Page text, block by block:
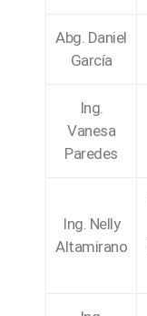
Abg. Daniel
García
Ing.
Vanesa
Paredes
Ing. Nelly
Altamirano